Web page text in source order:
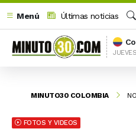
Menú
Últimas noticias
MINUTO30 COLOMBIA
FOTOS Y VIDEOS